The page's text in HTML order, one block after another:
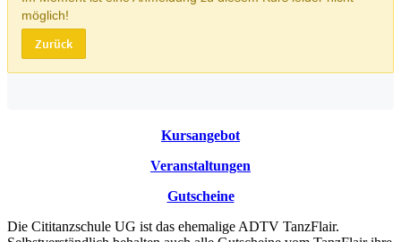
Kursangebot
Veranstaltungen
Gutscheine
Die Cititanzschule UG ist das ehemalige ADTV TanzFlair.